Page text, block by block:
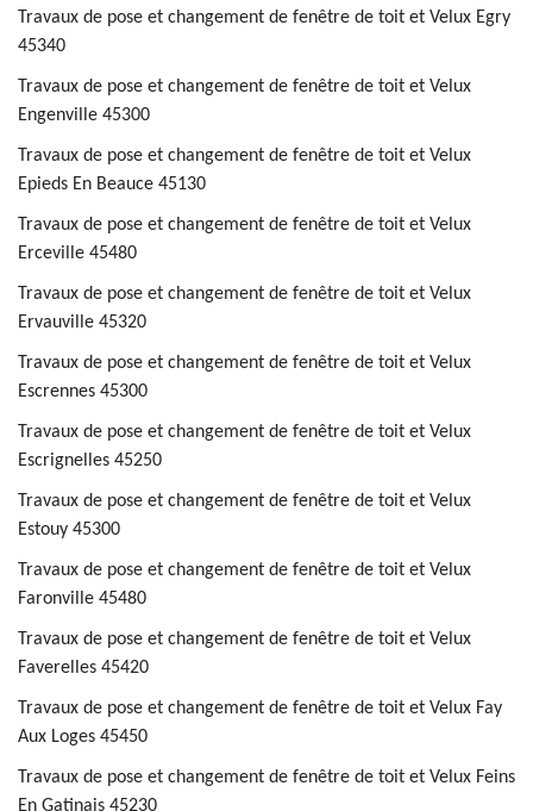
Travaux de pose et changement de fenêtre de toit et Velux Egry
45340
Travaux de pose et changement de fenêtre de toit et Velux
Engenville 45300
Travaux de pose et changement de fenêtre de toit et Velux
Epieds En Beauce 45130
Travaux de pose et changement de fenêtre de toit et Velux
Erceville 45480
Travaux de pose et changement de fenêtre de toit et Velux
Ervauville 45320
Travaux de pose et changement de fenêtre de toit et Velux
Escrennes 45300
Travaux de pose et changement de fenêtre de toit et Velux
Escrignelles 45250
Travaux de pose et changement de fenêtre de toit et Velux
Estouy 45300
Travaux de pose et changement de fenêtre de toit et Velux
Faronville 45480
Travaux de pose et changement de fenêtre de toit et Velux
Faverelles 45420
Travaux de pose et changement de fenêtre de toit et Velux Fay
Aux Loges 45450
Travaux de pose et changement de fenêtre de toit et Velux Feins
En Gatinais 45230